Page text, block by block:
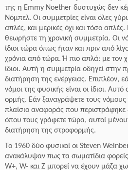
της η Emmy Noether δυστυχώς δεν
Νόμπελ. Οι συμμετρίες είναι όλες
απλές, και μερικές όχι και τόσο
θεωρήστε τη χρονική συμμετρία. Οι
ίδιοι τώρα όπως ήταν και πριν από
χρόνια από τώρα. Ή πιο απλά: με τον
ίδιοι. Αυτή η συμμετρία οδηγεί στην
διατήρηση της ενέργειας. Επιπλέον,
νόμοι της φυσικής είναι οι ίδιοι.
ορμής. Εάν ξαναγράψετε τους νόμους
πλαίσιο αναφοράς που
όπου τους γράφετε τώρα, αυτοί μένουν
διατήρηση της στροφορμής.
Το 1960 δύο φυσικοί oι Steven
ανακάλυψαν πως τα σωματίδια
W+, W- και Z μπορεί να έχουν μάζα